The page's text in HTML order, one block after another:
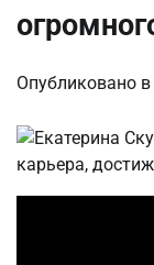
Опубликовано в